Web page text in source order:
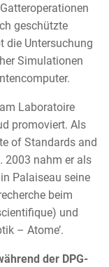
geschützte
die Untersuchung
Simulationen
Laboratoire
promoviert. Als
of Standards and
2003 nahm er als
Palaiseau seine
beim
und
– Atome’.
der DPG-